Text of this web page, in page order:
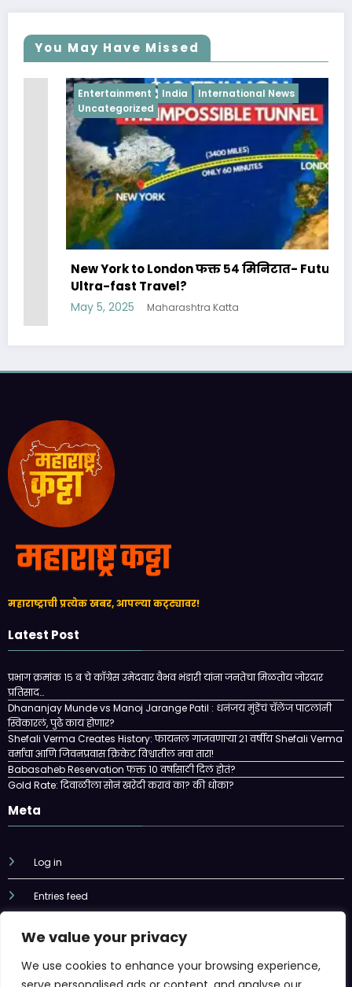
We value your privacy
We use cookies to enhance your browsing experience,
You May Have Missed
Entertainment India
International News
Uncategorized
New York to London फक्त ५४ मिनिटात- Future of
Ultra-fast Travel?
May 5, 2025 Maharashtra Katta
महाराष्ट्राची प्रत्येक खबर, आपल्या कट्ट्यावर!
Latest Post
प्रभाग क्रमांक १५ ब चे काँग्रेस उमेदवार वैभव भंडारी यांना जनतेचा मिळतोय जोरदार
प्रतिसाद…
Dhananjay Munde vs Manoj Jarange Patil : धनंजय मुंडेंचं चॅलेंज पाटलांनी
स्विकारलं, पुढे काय होणार?
Shefali Verma Creates History: फायनल गाजवणाऱ्या २१ वर्षीय Shefali Verma
वर्माचा आणि जिवनप्रवास क्रिकेट विश्वातील नवा तारा!
Babasaheb Reservation फक्त 10 वर्षासाठी दिलं होतं?
Gold Rate: दिवाळीला सोनं खरेदी करावं का? की धोका?
Meta
Log in
Entries feed
Comments feed
WordPress.org